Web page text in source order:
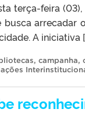
terça-feira
busca
A iniciativa
, campanha,